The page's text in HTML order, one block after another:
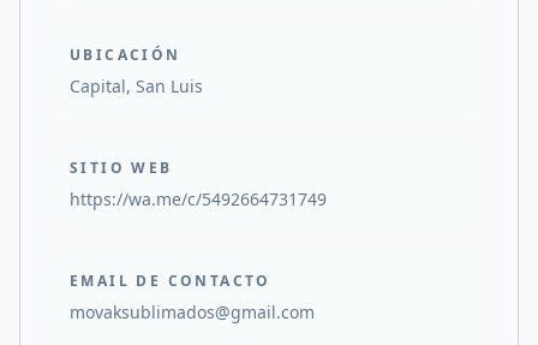
UBICACIÓN
Capital, San Luis
SITIO WEB
https://wa.me/c/5492664731749
EMAIL DE CONTACTO
movaksublimados@gmail.com